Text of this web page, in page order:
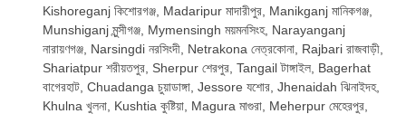
Kishoreganj কিশোরগঞ্জ, Madaripur মাদারীপুর, Manikganj মানিকগঞ্জ,
Munshiganj মুন্সীগঞ্জ, Mymensingh ময়মনসিংহ, Narayanganj
নারায়ণগঞ্জ, Narsingdi নরসিংদী, Netrakona নেত্রকোনা, Rajbari রাজবাড়ী,
Shariatpur শরীয়তপুর, Sherpur শেরপুর, Tangail টাঙ্গাইল, Bagerhat
বাগেরহাট, Chuadanga চুয়াডাঙ্গা, Jessore যশোর, Jhenaidah ঝিনাইদহ,
Khulna খুলনা, Kushtia কুষ্টিয়া, Magura মাগুরা, Meherpur মেহেরপুর,